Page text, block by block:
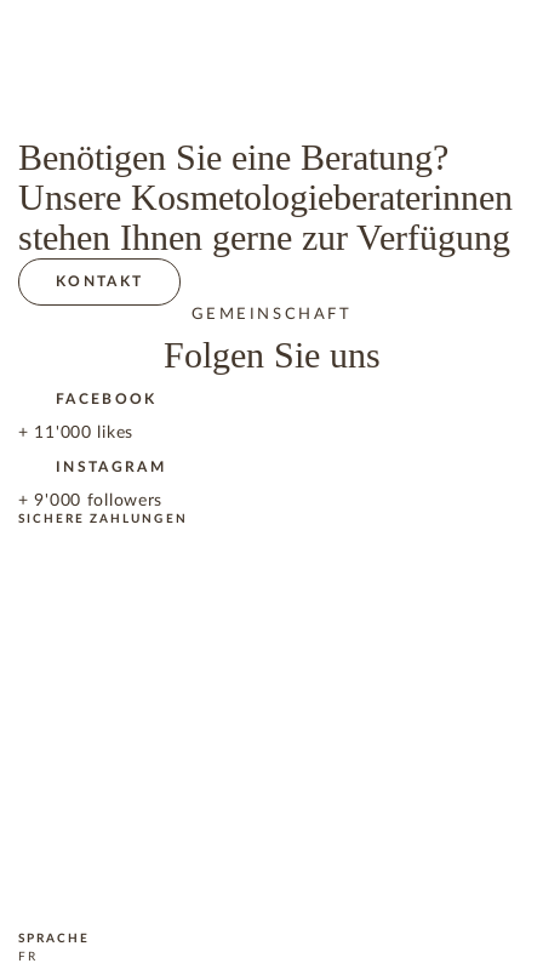
Benötigen Sie eine Beratung?
Unsere Kosmetologieberaterinnen
stehen Ihnen gerne zur Verfügung
KONTAKT
GEMEINSCHAFT
Folgen Sie uns
FACEBOOK
+ 11'000 likes
INSTAGRAM
+ 9'000 followers
SICHERE ZAHLUNGEN
SPRACHE
FR